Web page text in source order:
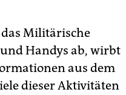
Militärische
Handys ab, wirbt
aus dem
dieser Aktivitäten